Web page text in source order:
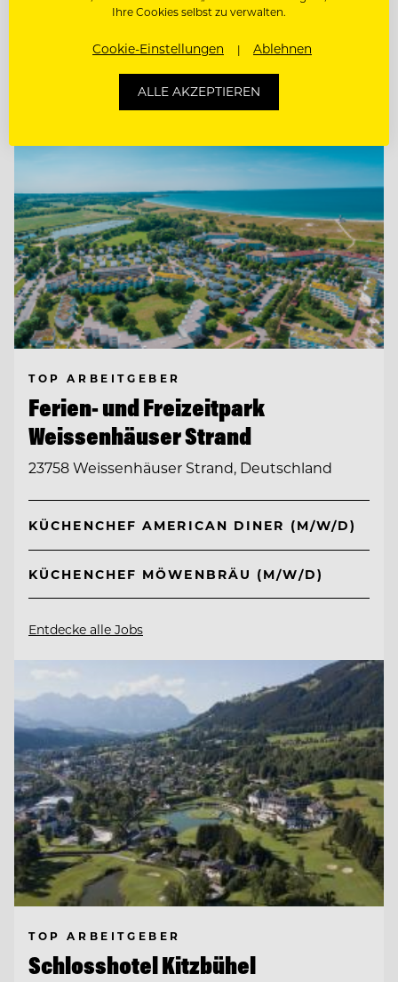
KOORDINATOR:IN FÜR KOMMUNIKATION
Entdecke alle Jobs
TOP ARBEITGEBER
Ferien- und Freizeitpark
Weissenhäuser Strand
23758 Weissenhäuser Strand, Deutschland
KÜCHENCHEF AMERICAN DINER (M/W/D)
KÜCHENCHEF MÖWENBRÄU (M/W/D)
Entdecke alle Jobs
TOP ARBEITGEBER
Schlosshotel Kitzbühel
Ihre Cookies selbst zu verwalten.
Cookie-Einstellungen Ablehnen
ALLE AKZEPTIEREN